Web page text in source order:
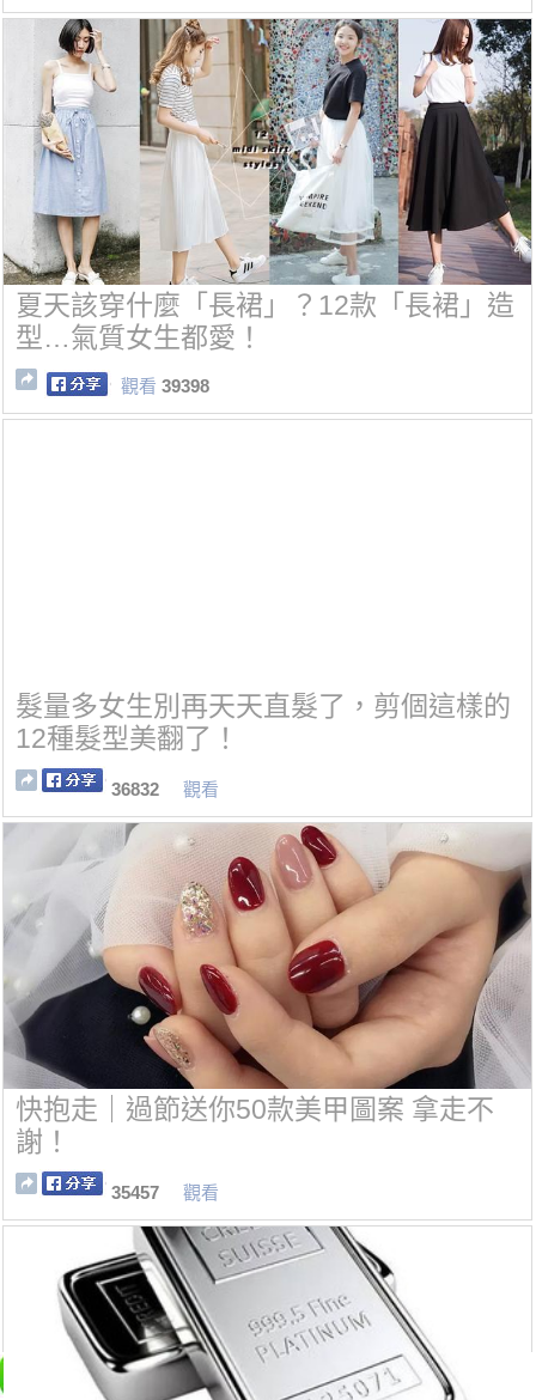
夏天該穿什麼「長裙」？12款「長裙」造
型…氣質女生都愛！
觀看 39398
髮量多女生別再天天直髮了，剪個這樣的
12種髮型美翻了！
36832 觀看
快抱走｜過節送你50款美甲圖案 拿走不
謝！
35457 觀看